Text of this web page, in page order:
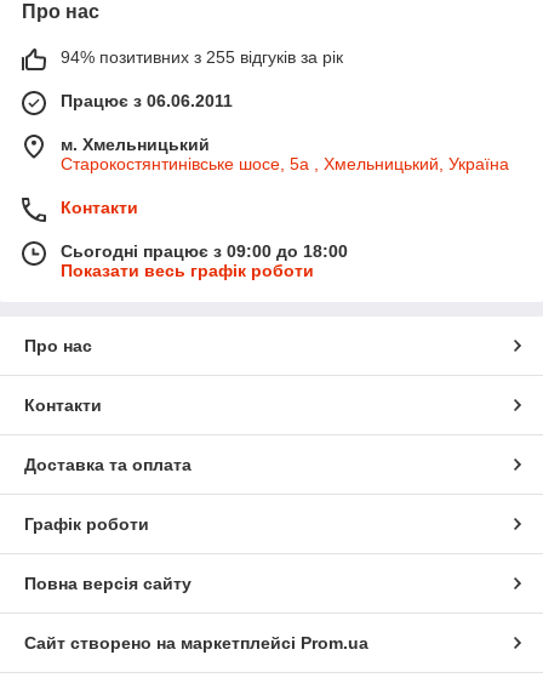
Про нас
94% позитивних з 255 відгуків за рік
Працює з 06.06.2011
м. Хмельницький
Старокостянтинівське шосе, 5а , Хмельницький, Україна
Контакти
Сьогодні працює з 09:00 до 18:00
Показати весь графік роботи
Про нас
Контакти
Доставка та оплата
Графік роботи
Повна версія сайту
Сайт створено на маркетплейсі Prom.ua